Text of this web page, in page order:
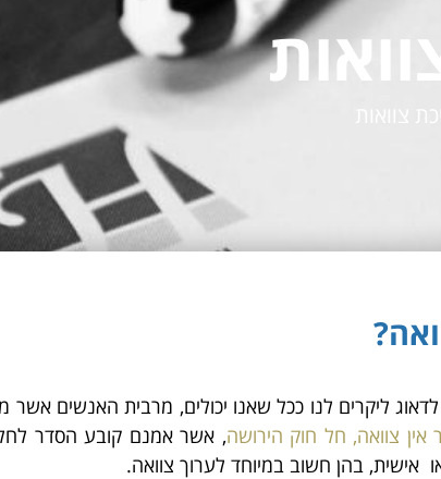
צוואות
ליקרים לנו ככל שאנו יכולים, מרבית האנשים אשר
אין צוואה, חל חוק הירושה, אשר אמנם קובע הסדר
בהן חשוב במיוחד לערוך צוואה.